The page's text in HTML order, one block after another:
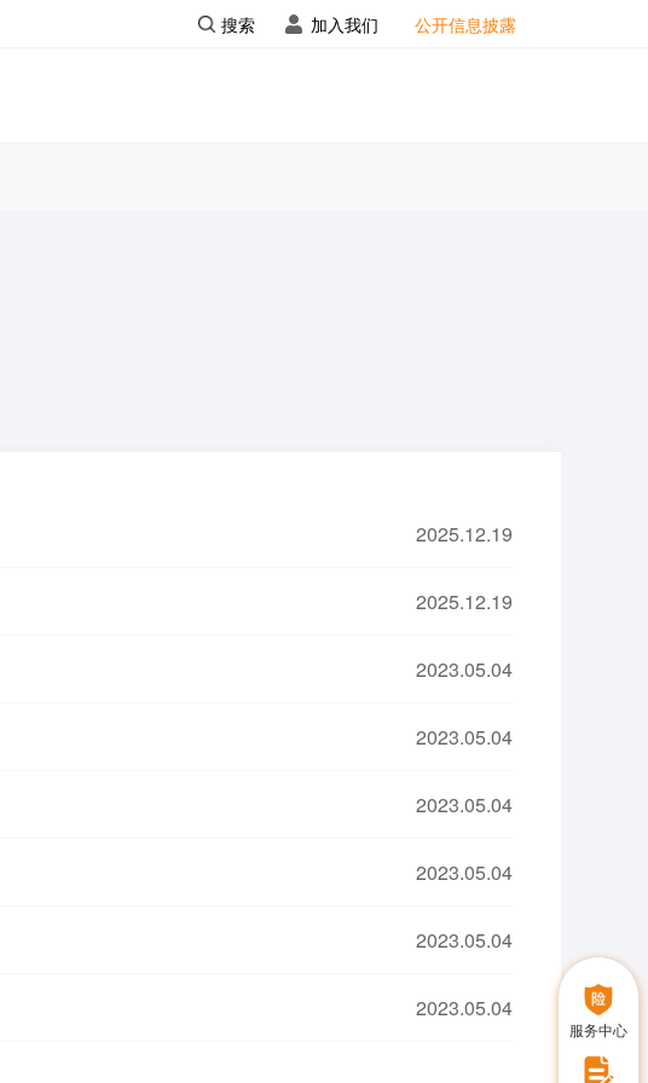
搜索 加入我们 公开信息披露
服务中心
2025.12.19
2025.12.19
2023.05.04
2023.05.04
2023.05.04
2023.05.04
2023.05.04
2023.05.04